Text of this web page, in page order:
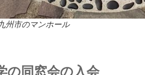
州市のマンホール
の同窓会の入会